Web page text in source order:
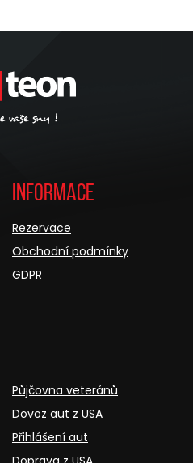
Informace
Rezervace
Obchodní podmínky
GDPR
Půjčovna veteránů
Dovoz aut z USA
Přihlášení aut